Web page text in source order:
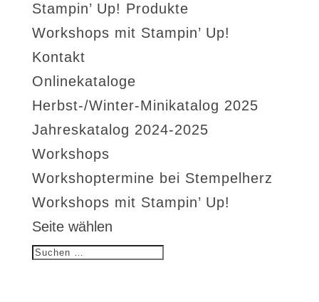
Stampin’ Up! Produkte
Workshops mit Stampin’ Up!
Kontakt
Onlinekataloge
Herbst-/Winter-Minikatalog 2025
Jahreskatalog 2024-2025
Workshops
Workshoptermine bei Stempelherz
Workshops mit Stampin’ Up!
Seite wählen